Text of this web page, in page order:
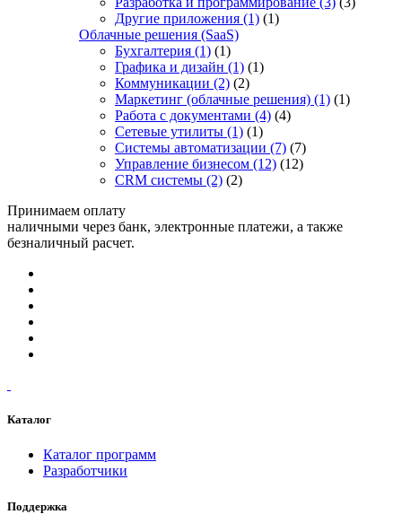
Другие приложения (1) (1)
Облачные решения (SaaS)
Бухгалтерия (1) (1)
Графика и дизайн (1) (1)
Коммуникации (2) (2)
Маркетинг (облачные решения) (1) (1)
Работа с документами (4) (4)
Сетевые утилиты (1) (1)
Системы автоматизации (7) (7)
Управление бизнесом (12) (12)
CRM системы (2) (2)
Принимаем оплату
наличными через банк, электронные платежи, а также
безналичный расчет.
Каталог
Каталог программ
Разработчики
Поддержка